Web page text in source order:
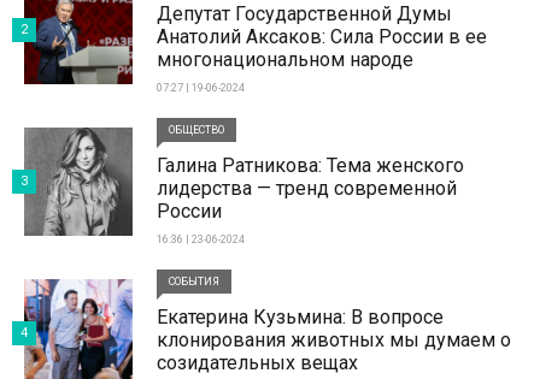
Депутат Государственной Думы
Анатолий Аксаков: Сила России в ее
многонациональном народе
07:27 | 19-06-2024
2
ОБЩЕСТВО
Галина Ратникова: Тема женского
лидерства — тренд современной
России
16:36 | 23-06-2024
3
СОБЫТИЯ
Екатерина Кузьмина: В вопросе
клонирования животных мы думаем о
созидательных вещах
4